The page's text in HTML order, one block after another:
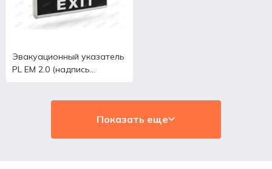
Эвакуационный указатель
PL EM 2.0 (надпись
Показать еще